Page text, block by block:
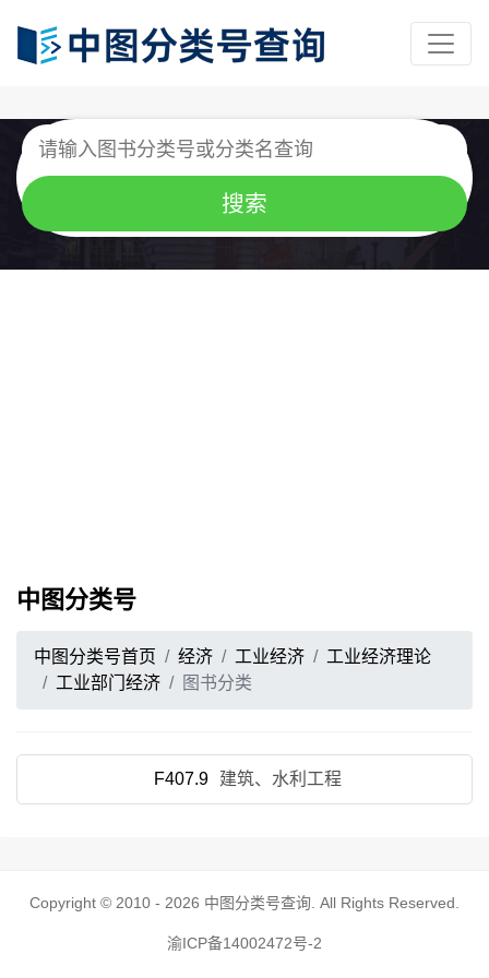
中图分类号
中图分类号首页 经济 工业经济
工业经济理论
工业部门经济
图书分类
F407.9 建筑、水利工程
Copyright © 2010 - 2026 中图分类号查询 . All Rights Reserved.
渝ICP备14002472号-2